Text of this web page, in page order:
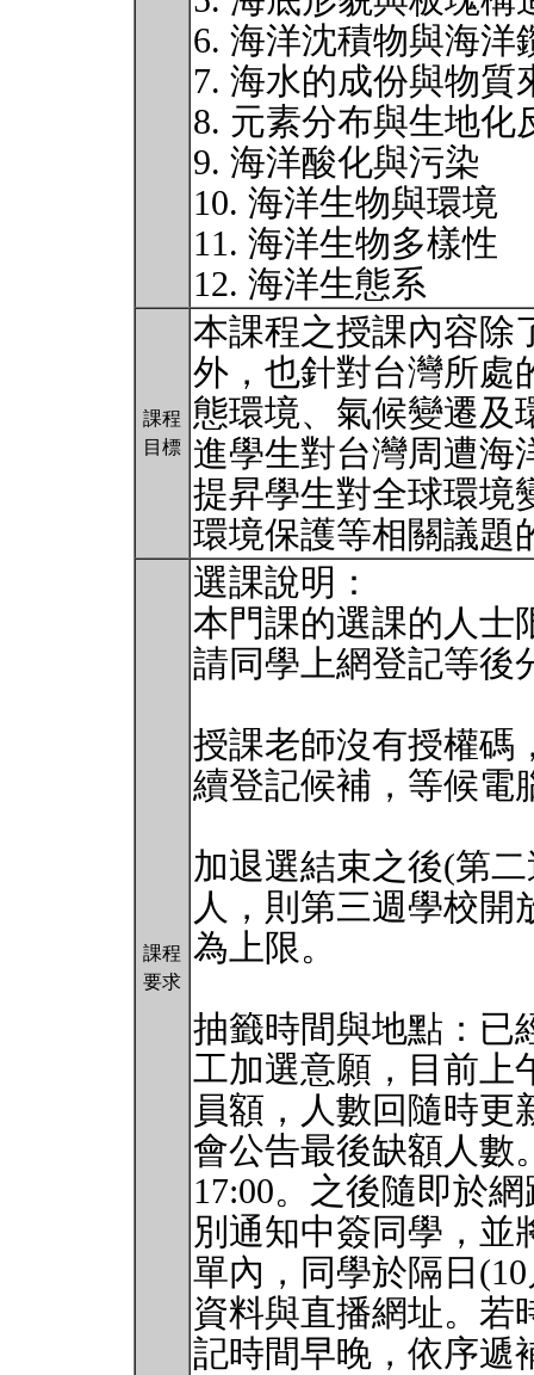
6. 海洋沈積物與海洋
7. 海水的成份與物質
8. 元素分布與生地化
9. 海洋酸化與污染
10. 海洋生物與環境
11. 海洋生物多樣性
12. 海洋生態系
課程
目標
本課程之授課內容除
外，也針對台灣所處
態環境、氣候變遷及
進學生對台灣周遭海
提昇學生對全球環境
環境保護等相關議
課程
要求
選課說明：
本門課的選課的人士
請同學上網登記等後
授課老師沒有授權碼
續登記候補，等候電
加退選結束之後(第
人，則第三週學校開
為上限。
抽籤時間與地點：已
工加選意願，目前上
員額，人數回隨時更
會公告最後缺額人數
17:00。之後隨即於
別通知中簽同學，並
單內，同學於隔日
資料與直播網址。若
記時間早晚，依序遞